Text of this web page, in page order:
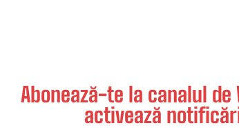
Abonează-te la canalul de
activează